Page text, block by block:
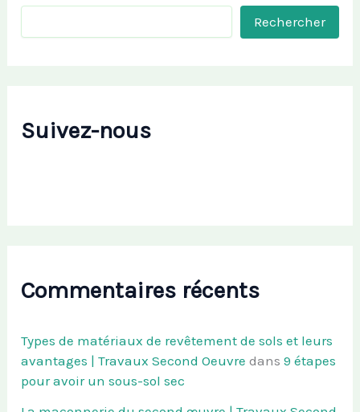
Rechercher
Suivez-nous
Commentaires récents
Types de matériaux de revêtement de sols et leurs
avantages | Travaux Second Oeuvre dans9 étapes
pour avoir un sous-sol sec